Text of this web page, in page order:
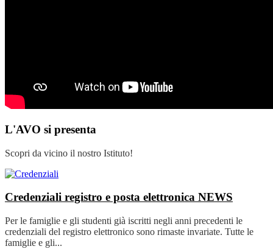
L'AVO si presenta
Scopri da vicino il nostro Istituto!
Credenziali registro e posta elettronica NEWS
Per le famiglie e gli studenti già iscritti negli anni precedenti le
credenziali del registro elettronico sono rimaste invariate. Tutte le
famiglie e gli...